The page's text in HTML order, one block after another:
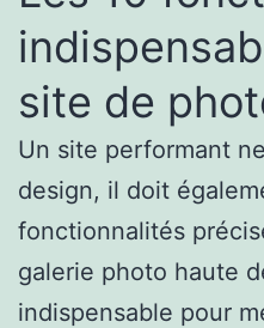
site de
Un site performant
design, il doit
fonctionnalités
galerie photo haute
indispensable pour